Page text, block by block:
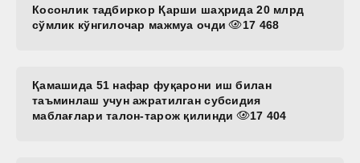
Косонлик тадбиркор Қарши шаҳрида 20 млрд
сўмлик кўнгилочар мажмуа очди
17 468
Қамашида 51 нафар фуқарони иш билан
таъминлаш учун ажратилган субсидия
маблағлари талон-тарож қилинди
17 404